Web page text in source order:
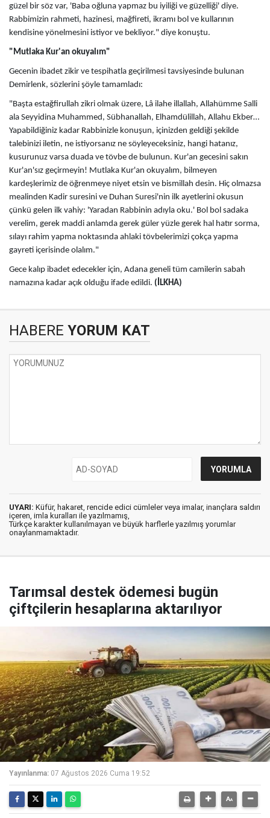
güzel bir söz var, 'Baba oğluna yapmaz bu iyiliği ve güzelliği' diye.
Rabbimizin rahmeti, hazinesi, mağfireti, ikramı bol ve kullarının
kendisine yönelmesini istiyor ve bekliyor." diye konuştu.
"Mutlaka Kur'an okuyalım"
Gecenin ibadet zikir ve tespihatla geçirilmesi tavsiyesinde bulunan
Demirlenk, sözlerini şöyle tamamladı:
"Başta estağfirullah zikri olmak üzere, Lâ ilahe illallah, Allahümme Salli
ala Seyyidina Muhammed, Sübhanallah, Elhamdülillah, Allahu Ekber…
Yapabildiğiniz kadar Rabbinizle konuşun, içinizden geldiği şekilde
talebinizi iletin, ne istiyorsanız ne söyleyeceksiniz, hangi hatanız,
kusurunuz varsa duada ve tövbe de bulunun. Kur'an gecesini sakın
Kur'an'sız geçirmeyin! Mutlaka Kur'an okuyalım, bilmeyen
kardeşlerimiz de öğrenmeye niyet etsin ve bismillah desin. Hiç olmazsa
mealinden Kadir suresini ve Duhan Suresi'nin ilk ayetlerini okusun
çünkü gelen ilk vahiy: 'Yaradan Rabbinin adıyla oku.' Bol bol sadaka
verelim, gerek maddi anlamda gerek güler yüzle gerek hal hatır sorma,
sılayı rahim yapma noktasında ahlaki tövbelerimizi çokça yapma
gayreti içerisinde olalım."
Gece kalıp ibadet edecekler için, Adana geneli tüm camilerin sabah
namazına kadar açık olduğu ifade edildi. (İLKHA)
HABERE YORUM KAT
UYARI: Küfür, hakaret, rencide edici cümleler veya imalar, inançlara saldırı
içeren, imla kuralları ile yazılmamış,
Türkçe karakter kullanılmayan ve büyük harflerle yazılmış yorumlar
onaylanmamaktadır.
Tarımsal destek ödemesi bugün
çiftçilerin hesaplarına aktarılıyor
Yayınlanma: 07 Ağustos 2026 Cuma 19:52